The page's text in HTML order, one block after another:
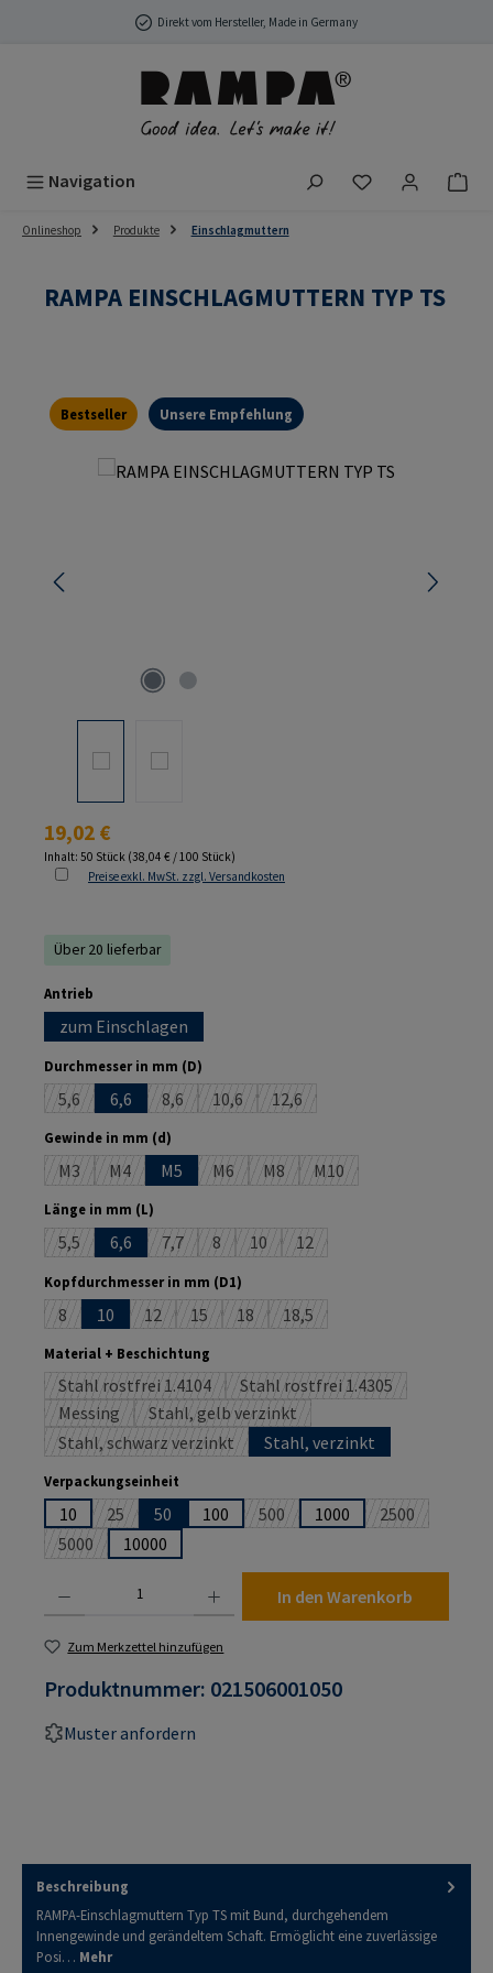
Zum Hauptinhalt springenDirekt vom Hersteller, Made in Germany
Navigation Du hast 0
Onlineshop Produkte Einschlagmuttern
RAMPA EINSCHLAGMUTTERN TYP TS
Bestseller Unsere Empfehlung
Bildergalerie überspringen
Regulärer Preis:
19,02 €
Inhalt: 50 Stück (38,04 € / 100 Stück)
Preise exkl. MwSt. zzgl. Versandkosten
Über 20 lieferbar
Antrieb
zum Einschlagen
Durchmesser in mm (D)
5,6(Diese Option ist zurzeit nicht verfügbar.)
6,6 8,6(Diese Option ist zurzeit nicht verfügbar.)
10,6(Diese Option ist zurzeit nicht
12,6(Diese Option ist zurzeit nicht
Gewinde in mm (d)
M3(Diese Option ist zurzeit nicht verfügbar.)
M4(Diese Option ist zurzeit nicht verfügbar.)
M5 M6(Diese Option ist zurzeit nicht verfügbar.)
M8(Diese Option ist zurzeit nicht
M10(Diese Option ist zurzeit
Länge in mm (L)
5,5(Diese Option ist zurzeit nicht verfügbar.)
6,6 7,7(Diese Option ist zurzeit nicht verfügbar.)
8(Diese Option ist zurzeit nicht verfügbar.)
10(Diese Option ist zurzeit nicht
12(Diese Option ist zurzeit
Kopfdurchmesser in mm (D1)
8(Diese Option ist zurzeit nicht verfügbar.)
10 12(Diese Option ist zurzeit nicht verfügbar.)
15(Diese Option ist zurzeit nicht verfügbar.)
18(Diese Option ist zurzeit nicht
18,5(Diese Option ist zurzeit
Material + Beschichtung
Stahl rostfrei 1.4104(Diese Option ist zurzeit nicht verfügbar.)
Stahl rostfrei 1.4305(Diese Option ist zurzeit
Messing(Diese Option ist zurzeit nicht verfügbar.)
Stahl, gelb verzinkt(Diese Option ist zurzeit nicht verfügbar.)
Stahl, schwarz verzinkt(Diese Option ist zurzeit nicht verfügbar.)
Stahl, verzinkt
Verpackungseinheit
10 25(Diese Option ist zurzeit nicht verfügbar.)
50 100 500(Diese Option ist zurzeit nicht
1000 2500(Diese Option
5000(Diese Option ist zurzeit nicht verfügbar.)
10000
In den Warenkorb
Zum Merkzettel hinzufügen
Produktnummer: 021506001050
Muster anfordern
Beschreibung
RAMPA-Einschlagmuttern Typ TS mit Bund, durchgehendem
Innengewinde und gerändeltem Schaft. Ermöglicht eine zuverlässige
Posi… Mehr